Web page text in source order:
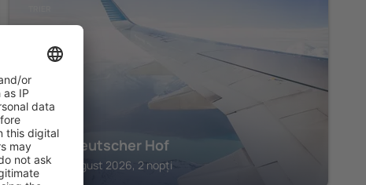
Hotel Deutscher Hof
Trier, 14 august 2026, 2 nopți